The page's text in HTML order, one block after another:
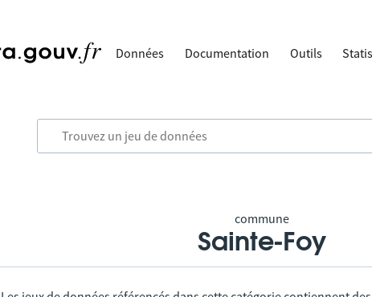
Données Documentation Outils
commune
Sainte-Foy